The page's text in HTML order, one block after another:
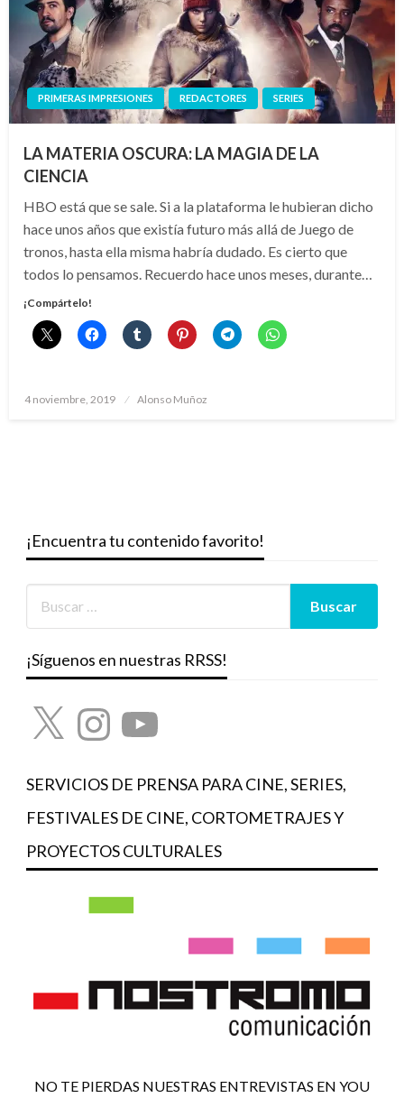
PRIMERAS IMPRESIONES REDACTORES SERIES
LA MATERIA OSCURA: LA MAGIA DE LA
CIENCIA
HBO está que se sale. Si a la plataforma le hubieran dicho
hace unos años que existía futuro más allá de Juego de
tronos, hasta ella misma habría dudado. Es cierto que
todos lo pensamos. Recuerdo hace unos meses, durante…
¡Compártelo!
Publicado
4 noviembre, 2019 Alonso Muñoz
¡Encuentra tu contenido favorito!
¡Síguenos en nuestras RRSS!
X InstagramYouTube
SERVICIOS DE PRENSA PARA CINE, SERIES,
FESTIVALES DE CINE, CORTOMETRAJES Y
PROYECTOS CULTURALES
NO TE PIERDAS NUESTRAS ENTREVISTAS EN YOU